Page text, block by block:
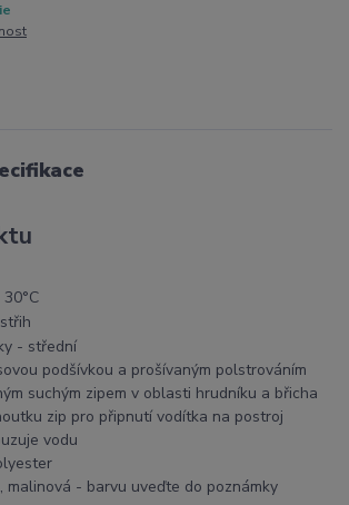
podšívkou a prošívaným polstrováním
suchým zipem v oblasti hrudníku a břicha
zip pro připnutí vodítka na postroj
vodu
malinová - barvu uveďte do poznámky